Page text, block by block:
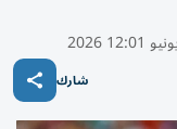
شارك